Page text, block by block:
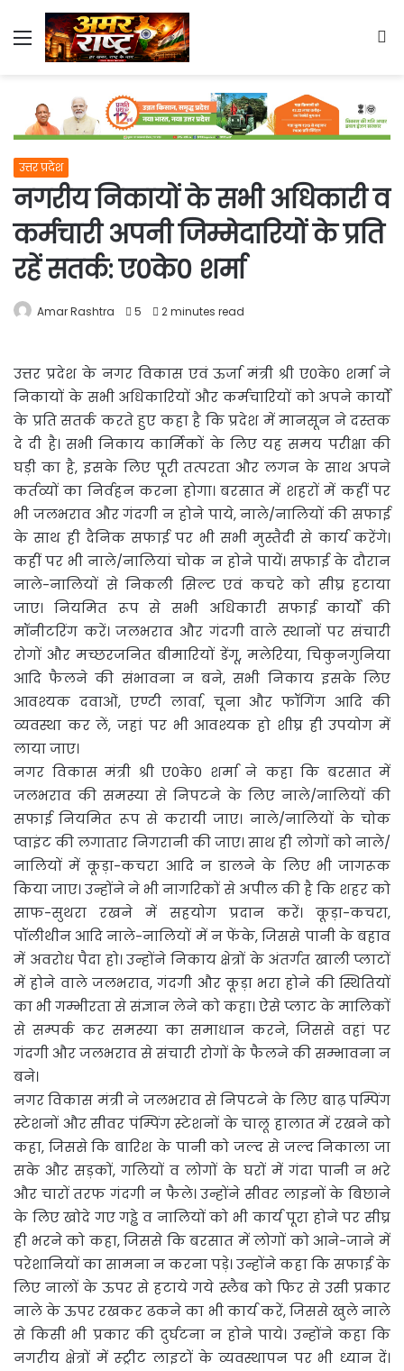
Menu
उत्तर प्रदेश
नगरीय निकायों के सभी अधिकारी व
कर्मचारी अपनी जिम्मेदारियों के प्रति
रहें सतर्क: ए0के0 शर्मा
Amar Rashtra 5 2 minutes read
उत्तर प्रदेश के नगर विकास एवं ऊर्जा मंत्री श्री ए0के0 शर्मा ने
निकायों के सभी अधिकारियों और कर्मचारियों को अपने कार्यों
के प्रति सतर्क करते हुए कहा है कि प्रदेश में मानसून ने दस्तक
दे दी है। सभी निकाय कार्मिकों के लिए यह समय परीक्षा की
घड़ी का है, इसके लिए पूरी तत्परता और लगन के साथ अपने
कर्तव्यों का निर्वहन करना होगा। बरसात में शहरों में कहीं पर
भी जलभराव और गंदगी न होने पाये, नाले/नालियों की सफाई
के साथ ही दैनिक सफाई पर भी सभी मुस्तैदी से कार्य करेंगे।
कहीं पर भी नाले/नालियां चोक न होने पायें। सफाई के दौरान
नाले-नालियों से निकली सिल्ट एवं कचरे को सीघ्र हटाया
जाए। नियमित रूप से सभी अधिकारी सफाई कार्यों की
मॉनीटरिंग करें। जलभराव और गंदगी वाले स्थानों पर संचारी
रोगों और मच्छरजनित बीमारियों डेंगू, मलेरिया, चिकुनगुनिया
आदि फैलने की संभावना न बने, सभी निकाय इसके लिए
आवश्यक दवाओं, एण्टी लार्वा, चूना और फॉगिंग आदि की
व्यवस्था कर लें, जहां पर भी आवश्यक हो शीघ्र ही उपयोग में
लाया जाए।
नगर विकास मंत्री श्री ए0के0 शर्मा ने कहा कि बरसात में
जलभराव की समस्या से निपटने के लिए नाले/नालियों की
सफाई नियमित रूप से करायी जाए। नाले/नालियों के चोक
प्वाइंट की लगातार निगरानी की जाए। साथ ही लोगों को नाले/
नालियों में कूड़ा-कचरा आदि न डालने के लिए भी जागरूक
किया जाए। उन्होंने ने भी नागरिकों से अपील की है कि शहर को
साफ-सुथरा रखने में सहयोग प्रदान करें। कूड़ा-कचरा,
पॉलीथीन आदि नाले-नालियों में न फेंके, जिससे पानी के बहाव
में अवरोध पैदा हो। उन्होंने निकाय क्षेत्रों के अंतर्गत खाली प्लाटों
में होने वाले जलभराव, गंदगी और कूड़ा भरा होने की स्थितियों
का भी गम्भीरता से संज्ञान लेने को कहा। ऐसे प्लाट के मालिकों
से सम्पर्क कर समस्या का समाधान करने, जिससे वहां पर
गंदगी और जलभराव से संचारी रोगों के फैलने की सम्भावना न
बने।
नगर विकास मंत्री ने जलभराव से निपटने के लिए बाढ़ पम्पिंग
स्टेशनों और सीवर पंम्पिंग स्टेशनों के चालू हालात में रखने को
कहा, जिससे कि बारिश के पानी को जल्द से जल्द निकाला जा
सके और सड़कों, गलियों व लोगों के घरों में गंदा पानी न भरे
और चारों तरफ गंदगी न फैले। उन्होंने सीवर लाइनों के बिछाने
के लिए खोदे गए गड्ढे व नालियों को भी कार्य पूरा होने पर सीघ्र
ही भरने को कहा, जिससे कि बरसात में लोगों को आने-जाने में
परेशानियों का सामना न करना पड़े। उन्होंने कहा कि सफाई के
लिए नालों के ऊपर से हटाये गये स्लैब को फिर से उसी प्रकार
नाले के ऊपर रखकर ढकने का भी कार्य करें, जिससे खुले नाले
से किसी भी प्रकार की दुर्घटना न होने पाये। उन्होंने कहा कि
नगरीय क्षेत्रों में स्ट्रीट लाइटों के व्यवस्थापन पर भी ध्यान दें।